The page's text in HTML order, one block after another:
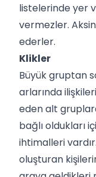
listelerinde yer
vermezler.
ederler.
Klikler
Büyük gruptan
arlarında
eden alt
bağlı oldukları
ihtimalleri
oluşturan